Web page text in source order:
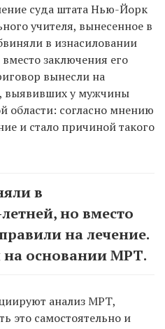
суда штата Нью-Йорк
учителя, вынесенное в
в изнасиловании
заключения его
вынесли на
выявивших у мужчины
области: согласно мнению
и стало причиной такого
в
но вместо
на лечение.
основании МРТ.
анализ МРТ,
это самостоятельно и